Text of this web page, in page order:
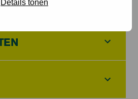
Details tonen